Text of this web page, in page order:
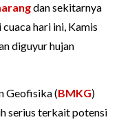
dan sekitarnya
hari ini, Kamis
diguyur hujan
Geofisika (BMKG)
serius terkait potensi